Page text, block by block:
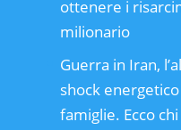
ottenere i
milionario
Guerra in Iran,
shock
famiglie. Ecco